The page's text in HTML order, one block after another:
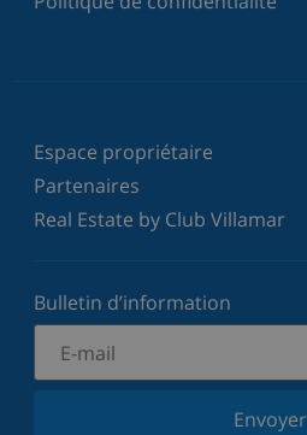
Espace propriétaire
Partenaires
Real Estate by Club Villamar
Bulletin d’information
Envoyer